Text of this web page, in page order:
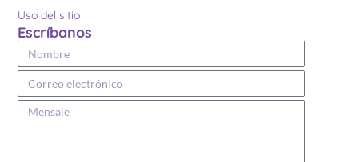
Uso del sitio
Escríbanos